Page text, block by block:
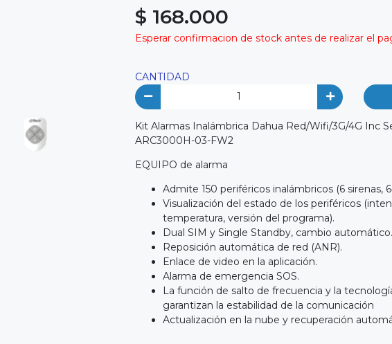
$ 168.000
Esperar confirmacion de stock antes de realizar el
CANTIDAD
Kit Alarmas Inalámbrica Dahua Red/Wifi/3G/4G Inc
ARC3000H-03-FW2
EQUIPO de alarma
Admite 150 periféricos inalámbricos (6 sirenas,
Visualización del estado de los periféricos
temperatura, versión del programa).
Dual SIM y Single Standby, cambio automático.
Reposición automática de red (ANR).
Enlace de video en la aplicación.
Alarma de emergencia SOS.
La función de salto de frecuencia y la
garantizan la estabilidad de la comunicación
Actualización en la nube y recuperación